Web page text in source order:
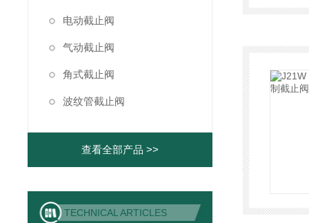
电动截止阀
气动截止阀
角式截止阀
波纹管截止阀
查看全部产品 >>
TECHNICAL ARTICLES